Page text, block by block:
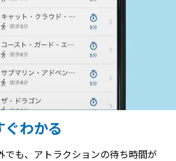
わかる
でも、アトラクションの待ち時間が